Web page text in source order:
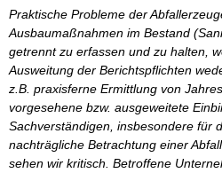
Praktische Probleme der
Ausbaumaßnahmen im Bestand
getrennt zu erfassen und zu halten,
Ausweitung der Berichtspflichten
z.B. praxisferne Ermittlung von
vorgesehene bzw. ausgeweitete
Sachverständigen, insbesondere für
nachträgliche Betrachtung einer
sehen wir kritisch. Betroffene